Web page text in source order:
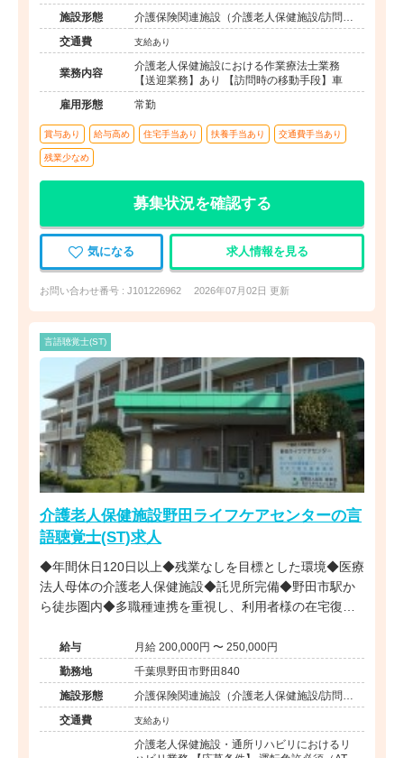
施設形態
介護保険関連施設（介護老人保健施設/訪問看
護・リハ）
交通費 支給あり
業務内容
介護老人保健施設における作業療法士業務
【送迎業務】あり 【訪問時の移動手段】車
雇用形態
常勤
賞与あり 給与高め 住宅手当あり 扶養手当あり 交通費手当あり
残業少なめ
募集状況を確認する
気になる 求人情報を見る
お問い合わせ番号 : J101226962 2026年07月02日 更新
言語聴覚士(ST)
介護老人保健施設野田ライフケアセンターの言
語聴覚士(ST)求人
◆年間休日120日以上◆残業なしを目標とした環境◆医療
法人母体の介護老人保健施設◆託児所完備◆野田市駅か
ら徒歩圏内◆多職種連携を重視し、利用者様の在宅復帰
給与
月給 200,000円 〜 250,000円
勤務地
千葉県野田市野田840
施設形態
介護保険関連施設（介護老人保健施設/訪問看
護・リハ）
交通費 支給あり
介護老人保健施設・通所リハビリにおけるリ